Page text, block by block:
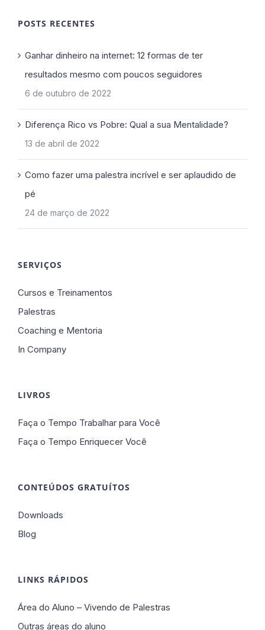
POSTS RECENTES
Ganhar dinheiro na internet: 12 formas de ter
resultados mesmo com poucos seguidores
6 de outubro de 2022
Diferença Rico vs Pobre: Qual a sua Mentalidade?
13 de abril de 2022
Como fazer uma palestra incrível e ser aplaudido de
pé
24 de março de 2022
SERVIÇOS
Cursos e Treinamentos
Palestras
Coaching e Mentoria
In Company
LIVROS
Faça o Tempo Trabalhar para Você
Faça o Tempo Enriquecer Você
CONTEÚDOS GRATUÍTOS
Downloads
Blog
LINKS RÁPIDOS
Área do Aluno – Vivendo de Palestras
Outras áreas do aluno